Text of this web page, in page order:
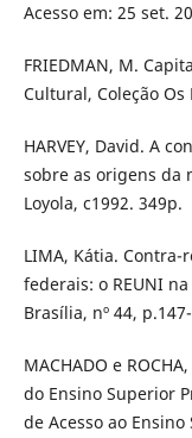
Acesso em: 25 set.
FRIEDMAN, M.
Cultural, Coleção Os
HARVEY, David. A
sobre as origens da
Loyola, c1992. 349p.
LIMA, Kátia.
federais: o REUNI
Brasília, nº 44,
MACHADO e
do Ensino Superior
de Acesso ao